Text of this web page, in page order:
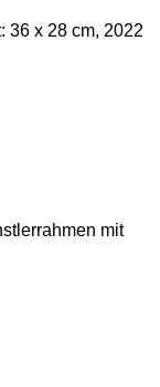
36 x 28 cm, 2022
mit